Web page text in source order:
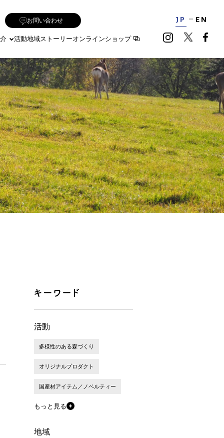
活動地域ストーリーオンラインショップ
お問い合わせ JP EN
活動
多様性のある森づくり
オリジナルプロダクト
国産材アイテム／ノベルティー
もっと見る
地域